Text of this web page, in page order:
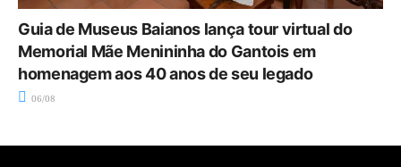
Guia de Museus Baianos lança tour virtual do
Memorial Mãe Menininha do Gantois em
homenagem aos 40 anos de seu legado
06/08